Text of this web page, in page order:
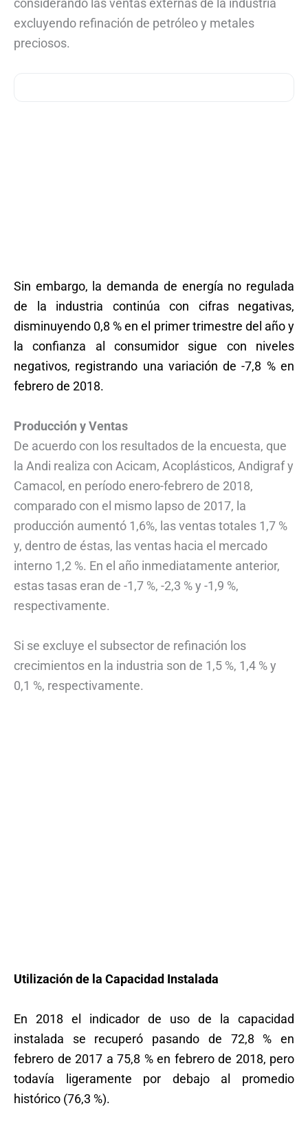
considerando las ventas externas de la industria
excluyendo refinación de petróleo y metales
preciosos.
Sin embargo, la demanda de energía no regulada
de la industria continúa con cifras negativas,
disminuyendo 0,8 % en el primer trimestre del año y
la confianza al consumidor sigue con niveles
negativos, registrando una variación de -7,8 % en
febrero de 2018.
Producción y Ventas
De acuerdo con los resultados de la encuesta, que
la Andi realiza con Acicam, Acoplásticos, Andigraf y
Camacol, en período enero-febrero de 2018,
comparado con el mismo lapso de 2017, la
producción aumentó 1,6%, las ventas totales 1,7 %
y, dentro de éstas, las ventas hacia el mercado
interno 1,2 %. En el año inmediatamente anterior,
estas tasas eran de -1,7 %, -2,3 % y -1,9 %,
respectivamente.
Si se excluye el subsector de refinación los
crecimientos en la industria son de 1,5 %, 1,4 % y
0,1 %, respectivamente.
Utilización de la Capacidad Instalada
En 2018 el indicador de uso de la capacidad
instalada se recuperó pasando de 72,8 % en
febrero de 2017 a 75,8 % en febrero de 2018, pero
todavía ligeramente por debajo al promedio
histórico (76,3 %).